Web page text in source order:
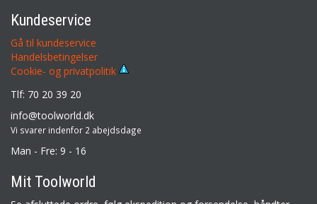
Kundeservice
Gå til kundeservice
Handelsbetingelser
Cookie- og privatpolitik
Tlf: 70 20 39 20
info@toolworld.dk
Vi svarer indenfor 2 abejdsdage
Man - Fre: 9 - 16
Mit Toolworld